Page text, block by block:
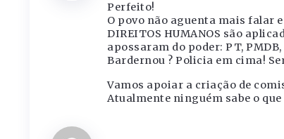
Perfeito!
O povo não aguenta mais falar
DIREITOS HUMANOS são
apossaram do poder: PT,
Bardernou ? Policia em cima!
Vamos apoiar a criação de
Atualmente ninguém sabe o que